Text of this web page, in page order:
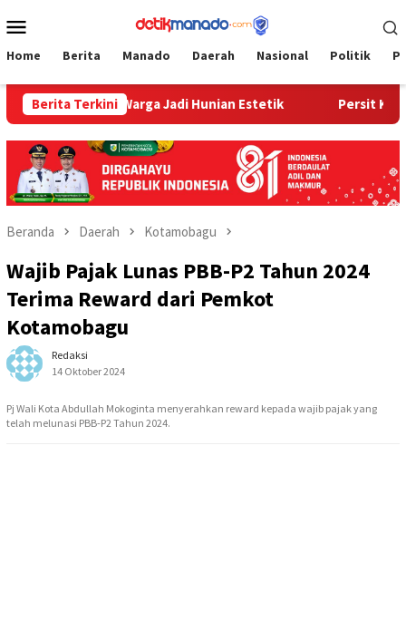
ke
Mobile
Home Berita Manado Daerah Nasional Politik
Berita Terkini
Rumah Warga Jadi Hunian Estetik Persit Korem 073/
Beranda Daerah Kotamobagu
Wajib Pajak Lunas PBB-P2 Tahun 2024
Terima Reward dari Pemkot
Kotamobagu
Redaksi
14 Oktober 2024
Pj Wali Kota Abdullah Mokoginta menyerahkan reward kepada wajib pajak yang
telah melunasi PBB-P2 Tahun 2024.